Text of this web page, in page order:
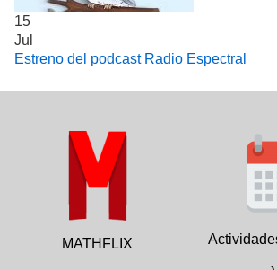
15
Jul
Estreno del podcast Radio Espectral
MATHFLIX